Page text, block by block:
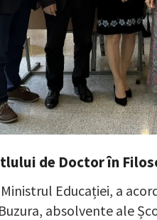
de Doctor în
Ministrul Educației, a
absolvente ale